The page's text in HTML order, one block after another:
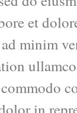
et
minim